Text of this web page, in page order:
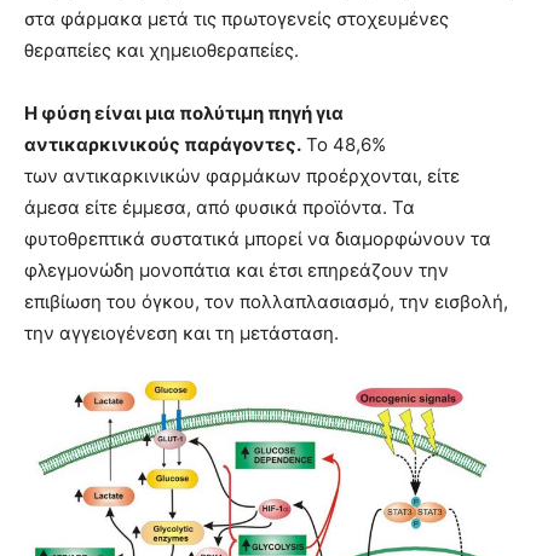
στα φάρμακα μετά τις πρωτογενείς στοχευμένες
θεραπείες και χημειοθεραπείες.
Η φύση είναι μια πολύτιμη πηγή για
αντικαρκινικούς παράγοντες. Το 48,6%
των αντικαρκινικών φαρμάκων προέρχονται, είτε
άμεσα είτε έμμεσα, από φυσικά προϊόντα. Τα
φυτοθρεπτικά συστατικά μπορεί να διαμορφώνουν τα
φλεγμονώδη μονοπάτια και έτσι επηρεάζουν την
επιβίωση του όγκου, τον πολλαπλασιασμό, την εισβολή,
την αγγειογένεση και τη μετάσταση.